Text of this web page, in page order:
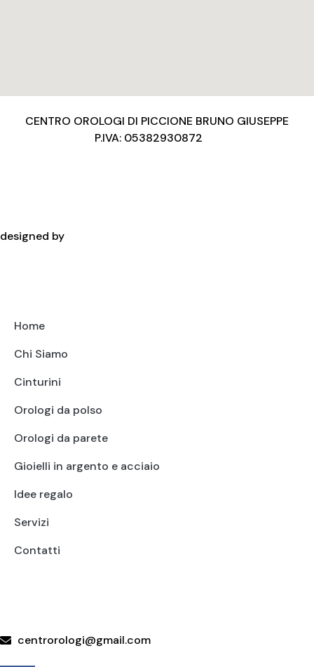
CENTRO OROLOGI DI PICCIONE BRUNO GIUSEPPE
P.IVA: 05382930872
designed by
Home
Chi Siamo
Cinturini
Orologi da polso
Orologi da parete
Gioielli in argento e acciaio
Idee regalo
Servizi
Contatti
centrorologi@gmail.com